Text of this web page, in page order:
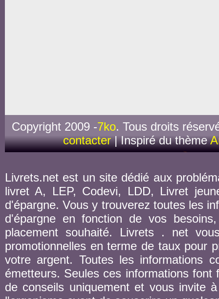
Copyright 2009 -7ko. Tous droits
contacter| Inspiré du thème
Livrets.net est un site dédié aux
livret A, LEP, Codevi, LDD, Livret
d'épargne. Vous y trouverez toutes les
d'épargne en fonction de vos
placement souhaité. Livrets . net
promotionnelles en terme de taux pour
votre argent. Toutes les informations
émetteurs. Seules ces informations
de conseils uniquement et vous invite